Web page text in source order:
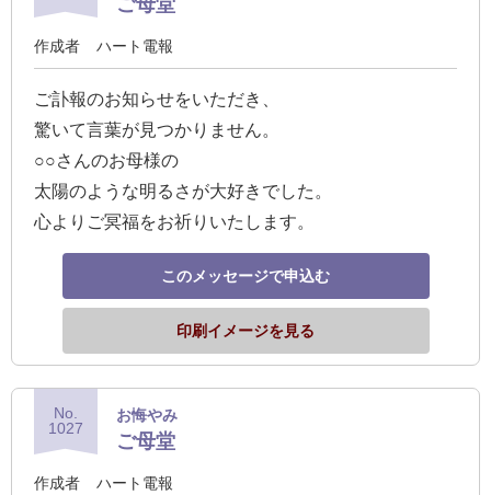
作成者 ハート電報
ご訃報のお知らせをいただき、
驚いて言葉が見つかりません。
○○さんのお母様の
太陽のような明るさが大好きでした。
心よりご冥福をお祈りいたします。
このメッセージで申込む
印刷イメージを見る
No.
1027
お悔やみ
ご母堂
作成者 ハート電報